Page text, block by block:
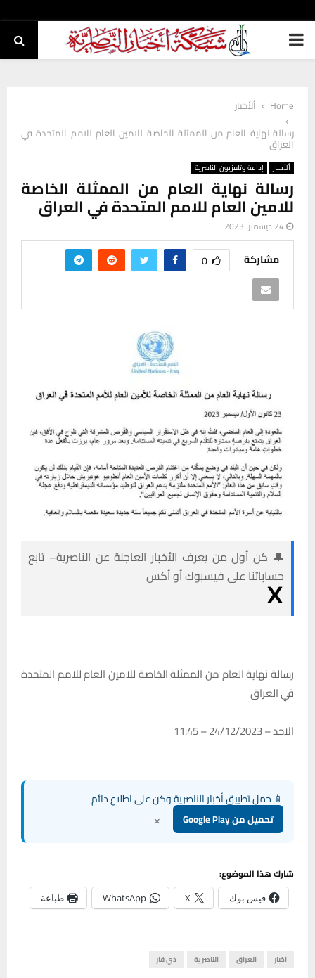
PRIMARY
Home
ألأخبار
رسالة نهاية العام من الممثلة الخاصة للامين العام للامم المتحدة في
العراق
ألأخبار إذاعة وتلفزيون الناصرية
رسالة نهاية العام من الممثلة الخاصة
للامين العام للامم المتحدة في العراق
24 ديسمبر، 2023
مشاركة 0
🔔 كن أول من يعرف الأخبار العاجلة عن الناصرية– تابع
حساباتنا على فيسبوك أو أكس
رسالة نهاية العام من الممثلة الخاصة للامين العام للامم المتحدة
في العراق
الاحد – 24/12/2023 – 11:45
📱 حمل تطبيق أخبار الناصرية وكن على اطلاع دائم
تحميل من Google Play ×
شارك هذا الموضوع:
فيس بوك X
WhatsApp طباعة
اخبار العراق الناصرية ذي قار